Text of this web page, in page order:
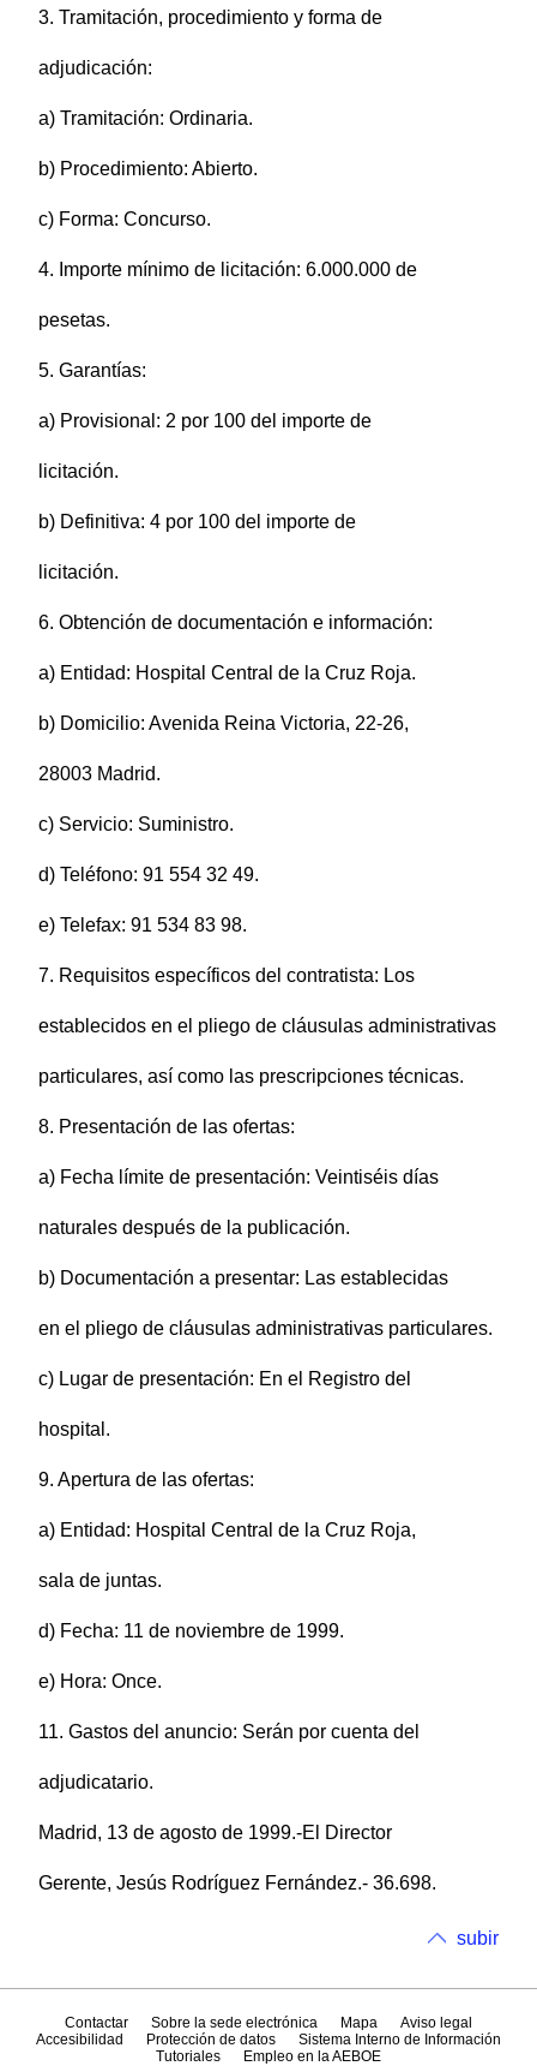
3. Tramitación, procedimiento y forma de
adjudicación:
a) Tramitación: Ordinaria.
b) Procedimiento: Abierto.
c) Forma: Concurso.
4. Importe mínimo de licitación: 6.000.000 de
pesetas.
5. Garantías:
a) Provisional: 2 por 100 del importe de
licitación.
b) Definitiva: 4 por 100 del importe de
licitación.
6. Obtención de documentación e información:
a) Entidad: Hospital Central de la Cruz Roja.
b) Domicilio: Avenida Reina Victoria, 22-26,
28003 Madrid.
c) Servicio: Suministro.
d) Teléfono: 91 554 32 49.
e) Telefax: 91 534 83 98.
7. Requisitos específicos del contratista: Los
establecidos en el pliego de cláusulas administrativas
particulares, así como las prescripciones técnicas.
8. Presentación de las ofertas:
a) Fecha límite de presentación: Veintiséis días
naturales después de la publicación.
b) Documentación a presentar: Las establecidas
en el pliego de cláusulas administrativas particulares.
c) Lugar de presentación: En el Registro del
hospital.
9. Apertura de las ofertas:
a) Entidad: Hospital Central de la Cruz Roja,
sala de juntas.
d) Fecha: 11 de noviembre de 1999.
e) Hora: Once.
11. Gastos del anuncio: Serán por cuenta del
adjudicatario.
Madrid, 13 de agosto de 1999.-El Director
Gerente, Jesús Rodríguez Fernández.- 36.698.
subir
Contactar Sobre la sede electrónica Mapa
Aviso legal
Accesibilidad
Protección de datos
Sistema Interno de Información
Tutoriales
Empleo en la AEBOE